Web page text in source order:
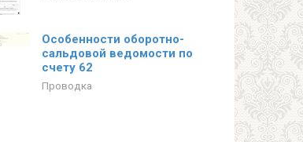
Особенности оборотно-
сальдовой ведомости по
счету 62
Проводка